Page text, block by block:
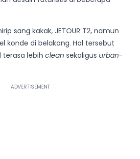
sang kakak, JETOUR T2, namun
konde di belakang. Hal tersebut
lebih clean sekaligus urban-